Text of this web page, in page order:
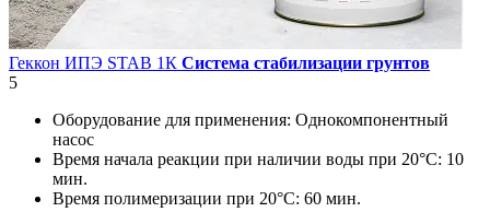
Геккон ИПЭ STAB 1К Система стабилизации грунтов
5
Оборудование для применения: Однокомпонентный
насос
Время начала реакции при наличии воды при 20°С: 10
мин.
Время полимеризации при 20°С: 60 мин.